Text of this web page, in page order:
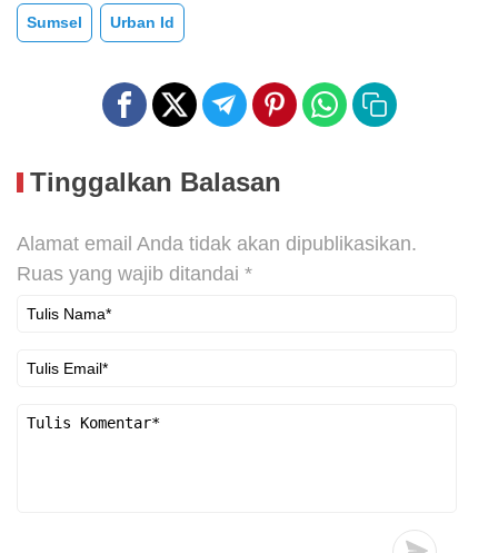
Sumsel Urban Id
Tinggalkan Balasan
Alamat email Anda tidak akan dipublikasikan.
Ruas yang wajib ditandai *